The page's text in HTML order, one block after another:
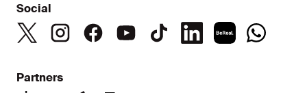
Social
Partners